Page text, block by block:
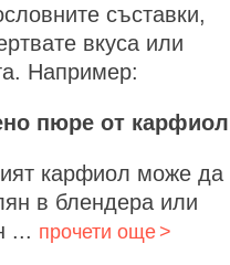
съставки,
вкуса или
Например:
пюре от карфиол
карфиол може да
в блендера или
... прочети още